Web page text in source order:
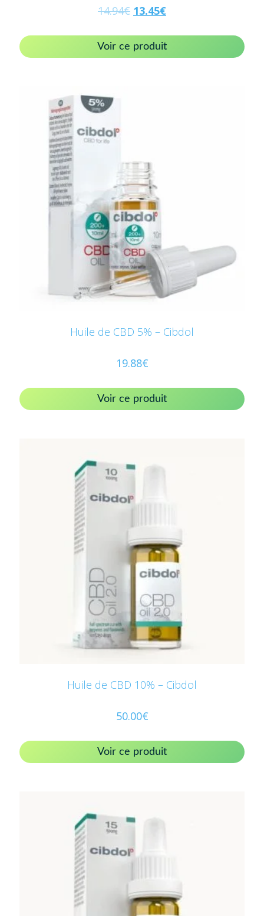
14.94€ 13.45€
Voir ce produit
Huile de CBD 5% – Cibdol
19.88€
Voir ce produit
Huile de CBD 10% – Cibdol
50.00€
Voir ce produit